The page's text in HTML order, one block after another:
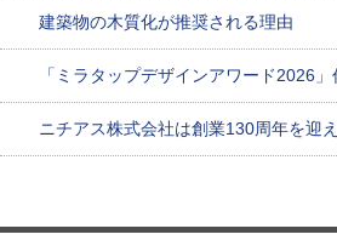
建築物の木質化が推奨される理由
「ミラタップデザインアワード2026
ニチアス株式会社は創業130周年を迎